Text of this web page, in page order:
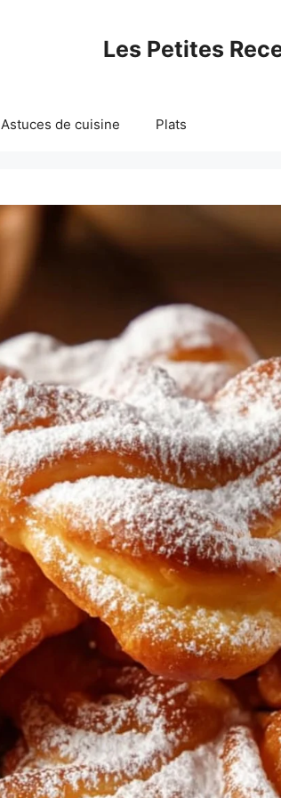
Les Petites
Astuces de cuisine Plats